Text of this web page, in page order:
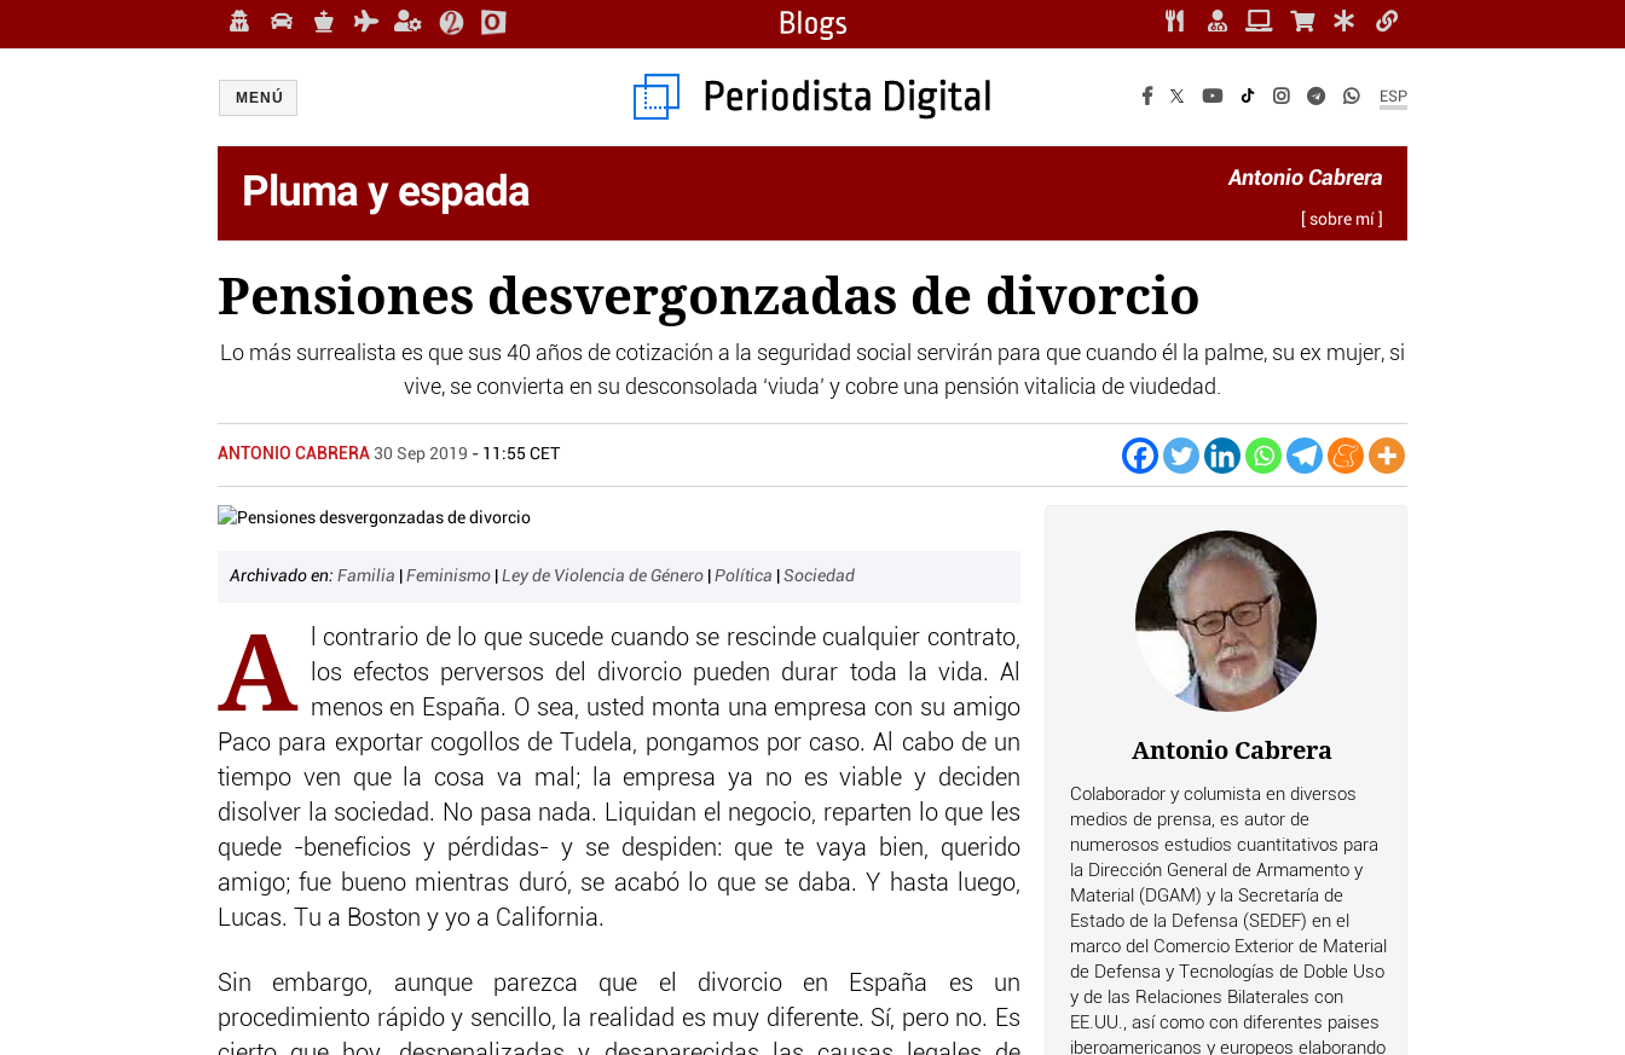
ESP
MENÚ
Pluma y espada Antonio Cabrera
[ sobre mí ]
Pensiones desvergonzadas de divorcio
Lo más surrealista es que sus 40 años de cotización a la seguridad social servirán para que cuando él la palme, su ex mujer, si
vive, se convierta en su desconsolada ‘viuda’ y cobre una pensión vitalicia de viudedad.
ANTONIO CABRERA 30 Sep 2019 - 11:55 CET
Archivado en: Familia Feminismo Ley de Violencia de Género Política Sociedad
A
l contrario de lo que sucede cuando se rescinde cualquier contrato,
los efectos perversos del divorcio pueden durar toda la vida. Al
menos en España. O sea, usted monta una empresa con su amigo
Paco para exportar cogollos de Tudela, pongamos por caso. Al cabo de un
tiempo ven que la cosa va mal; la empresa ya no es viable y deciden
disolver la sociedad. No pasa nada. Liquidan el negocio, reparten lo que les
quede -beneficios y pérdidas- y se despiden: que te vaya bien, querido
amigo; fue bueno mientras duró, se acabó lo que se daba. Y hasta luego,
Lucas. Tu a Boston y yo a California.
Sin embargo, aunque parezca que el divorcio en España es un
procedimiento rápido y sencillo, la realidad es muy diferente. Sí, pero no. Es
Antonio Cabrera
Colaborador y columista en diversos
medios de prensa, es autor de
numerosos estudios cuantitativos para
la Dirección General de Armamento y
Material (DGAM) y la Secretaría de
Estado de la Defensa (SEDEF) en el
marco del Comercio Exterior de Material
de Defensa y Tecnologías de Doble Uso
y de las Relaciones Bilaterales con
EE.UU., así como con diferentes paises
iberoamericanos y europeos elaborando